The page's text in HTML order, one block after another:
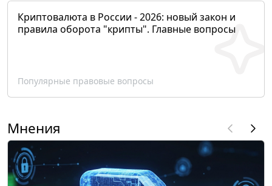
Криптовалюта в России - 2026: новый закон и
правила оборота "крипты". Главные вопросы
Популярные правовые вопросы
Мнения